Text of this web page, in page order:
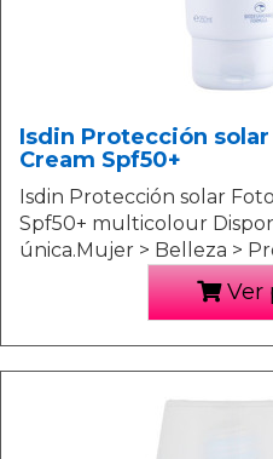
Isdin Protección
Cream Spf50+
Isdin Protección solar
Spf50+ multicolour
única.Mujer > Belleza >
Ver